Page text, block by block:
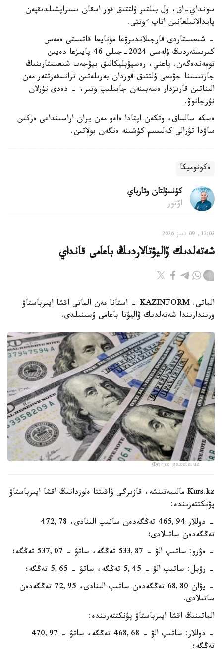
سونداي-اق، ول بىلتىر ۇلتتىق قور اسقان ىسىراپشىلدىقپەن
پايدالانىلعانىن اتاپ ءوتتى.
- شىعىستاردى قارجىلاندىرۋعا مۇنايعا قاتىستى ەمەس
كىرىستەردىڭ ۇلەسى 2024-جىلى 46 پايىزعا دەيىن
تومەندەگەن. ياعني، رەسپۋبليكالىق بيۋجەت شىعىستارىنىڭ
جارتىسىنا جۋىعى ۇلتتىق قوردان بەرىلەتىن ترانسفەرتتەر مەن
الىناتىن قارىزدار ەسەبىنەن جابىلىپ وتىر، - دەدى نۇرلان
نۇرجانوۆ.
ەسكە سالساق، وتكەن اپتادا ەاەو مەن يران اراسىنداعى ەركىن
ساۋدا تۋرالى كەلىسىم كۇشىنە ەنگەن بولاتىن.
ەكونوميكا
كۇنسۇلتان وتارباي
اۆتور
12:03, 09 تامىز 2026
شەتەلدىك ۆاليۋتالاردىڭ باعامى قانداي
الماتى. KAZINFORM - استانا مەن الماتى اقشا ايىرباستاۋ
ورىندارىندا شەتەلدىك ۆاليۋتا باعامى ۇسىنىلدى.
Фото: gazeta.uz
Kurs.kz مالىمەتىنشە، قازىرگى ۋاقىتتا ەلوردانىڭ اقشا ايىرباستاۋ
پۋنكتتەرىندە:
- دوللار 465,94 تەڭگەدەن ساتىپ الىنادى، 472,78
تەڭگەدەن ساتىلادى؛
- ەۋرو: ساتىپ الۋ - 533,87 تەڭگە، ساتۋ - 537,07 تەڭگە؛
- رۋبل: ساتىپ الۋ - 5,45 تەڭگە، ساتۋ - 5,65 تەڭگە؛
- يۋان 68,80 تەڭگەدەن ساتىپ الىنادى، 72,95 تەڭگەدەن
ساتىلادى.
الماتىنىڭ اقشا ايىرباستاۋ پۋنكتتەرىندە:
- دوللار: ساتىپ الۋ - 468,68 تەڭگە، ساتۋ - 470,97
تەڭگە؛